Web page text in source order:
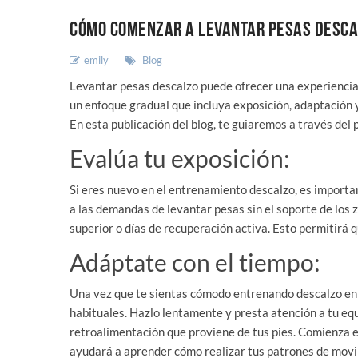
CÓMO COMENZAR A LEVANTAR PESAS
Blog
emily
Levantar pesas descalzo puede ofrecer una
un enfoque gradual que incluya exposición,
En esta publicación del blog, te guiaremos a través
Evalúa tu exposición:
Si eres nuevo en el entrenamiento descalzo, es
a las demandas de levantar pesas sin el soporte de
superior o días de recuperación activa. Esto permitirá
Adáptate con el tiempo:
Una vez que te sientas cómodo entrenando descalzo
habituales. Hazlo lentamente y presta atención a tu
retroalimentación que proviene de tus pies. Comienza
ayudará a aprender cómo realizar tus patrones de